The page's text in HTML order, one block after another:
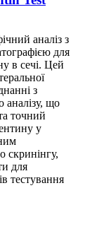
аналіз з
для
в сечі. Цей
з
аналізу, що
точний
у
скринінгу,
для
тестування